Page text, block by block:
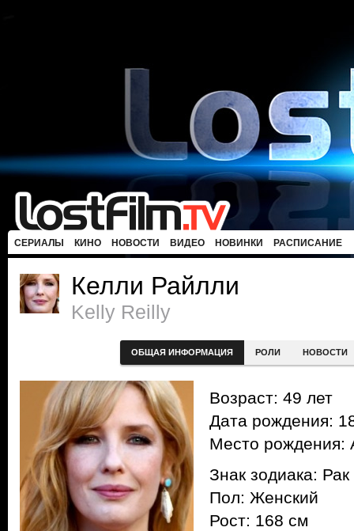
СЕРИАЛЫ КИНО НОВОСТИ ВИДЕО НОВИНКИ РАСПИСАНИЕ
Келли Райлли
Kelly Reilly
ОБЩАЯ ИНФОРМАЦИЯ РОЛИ НОВОСТИ
Возраст: 49 лет
Дата рождения:
Место рождения:
Знак зодиака: Рак
Пол: Женский
Рост: 168 см